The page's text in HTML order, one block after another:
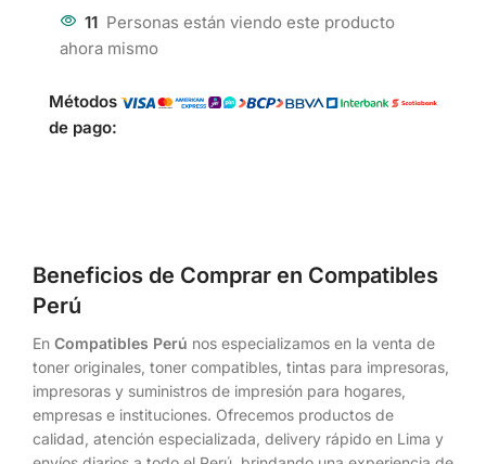
11 Personas están viendo este producto
ahora mismo
Métodos
de pago:
Beneficios de Comprar en Compatibles
Perú
En Compatibles Perú nos especializamos en la venta de
toner originales, toner compatibles, tintas para impresoras,
impresoras y suministros de impresión para hogares,
empresas e instituciones. Ofrecemos productos de
calidad, atención especializada, delivery rápido en Lima y